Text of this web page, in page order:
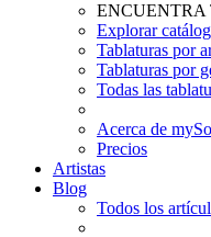
ENCUENTRA
Explorar
Tablaturas por
Tablaturas por
Todas las
Acerca de
Precios
Artistas
Blog
Todos los